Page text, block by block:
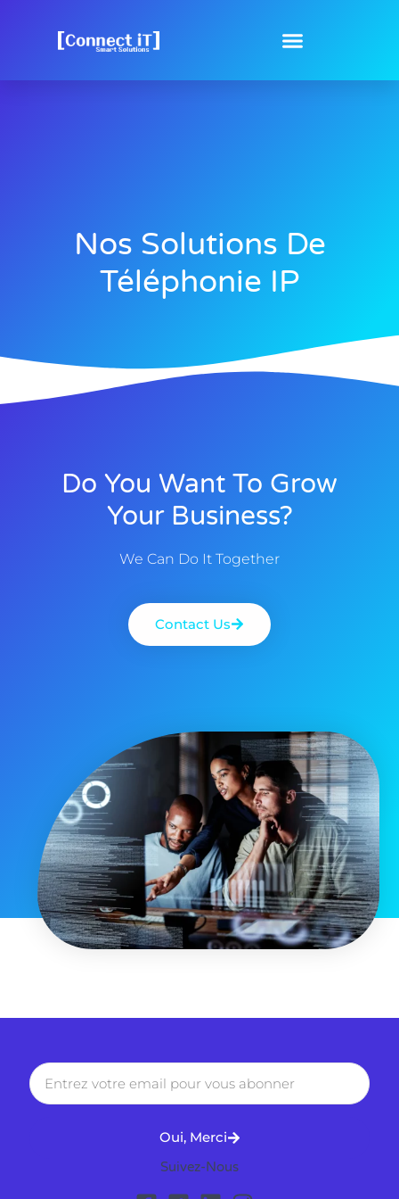
Nos Solutions De
Téléphonie IP
Do You Want To Grow
Your Business?
We Can Do It Together
Contact Us
Oui, Merci
Suivez-Nous